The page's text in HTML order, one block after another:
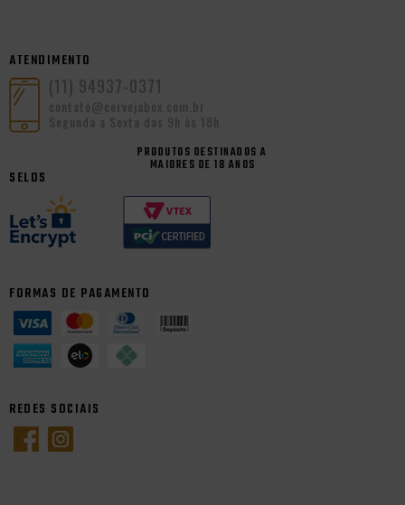
ATENDIMENTO
(11) 94937-0371
contato@cervejabox.com.br
Segunda a Sexta das 9h às 18h
PRODUTOS DESTINADOS A
MAIORES DE 18 ANOS
SELOS
FORMAS DE PAGAMENTO
REDES SOCIAIS